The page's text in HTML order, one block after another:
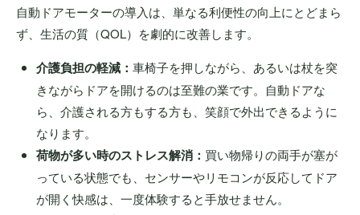
自動ドアモーターの導入は、単なる利便性の向上にとどまら
ず、生活の質（QOL）を劇的に改善します。
介護負担の軽減： 車椅子を押しながら、あるいは杖を突
きながらドアを開けるのは至難の業です。自動ドアな
ら、介護される方もする方も、笑顔で外出できるように
なります。
荷物が多い時のストレス解消： 買い物帰りの両手が塞が
っている状態でも、センサーやリモコンが反応してドア
が開く快感は、一度体験すると手放せません。